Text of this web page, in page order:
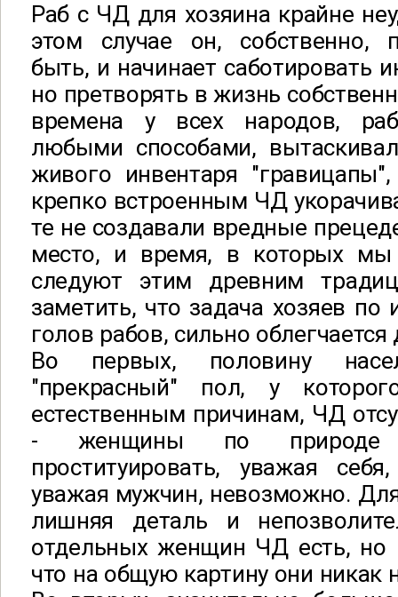
Раб с ЧД для хозяина крайне
этом случае он, собственно,
быть, и начинает саботировать
но претворять в жизнь
времена у всех народов,
любыми способами,
живого инвентаря
крепко встроенным ЧД
те не создавали вредные
место, и время, в которых мы
следуют этим древним
заметить, что задача хозяев
голов рабов, сильно
Во первых, половину
"прекрасный" пол, у
естественным причинам, ЧД
- женщины по природе
проституировать, уважая
уважая мужчин, невозможно.
лишняя деталь и
отдельных женщин ЧД есть, но
что на общую картину они никак